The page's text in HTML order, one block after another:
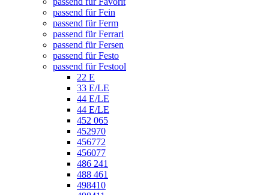
passend für Fein
passend für Ferm
passend für Ferrari
passend für Fersen
passend für Festo
passend für Festool
22 E
33 E/LE
44 E/LE
44 E/LE
452 065
452970
456772
456077
486 241
488 461
498410